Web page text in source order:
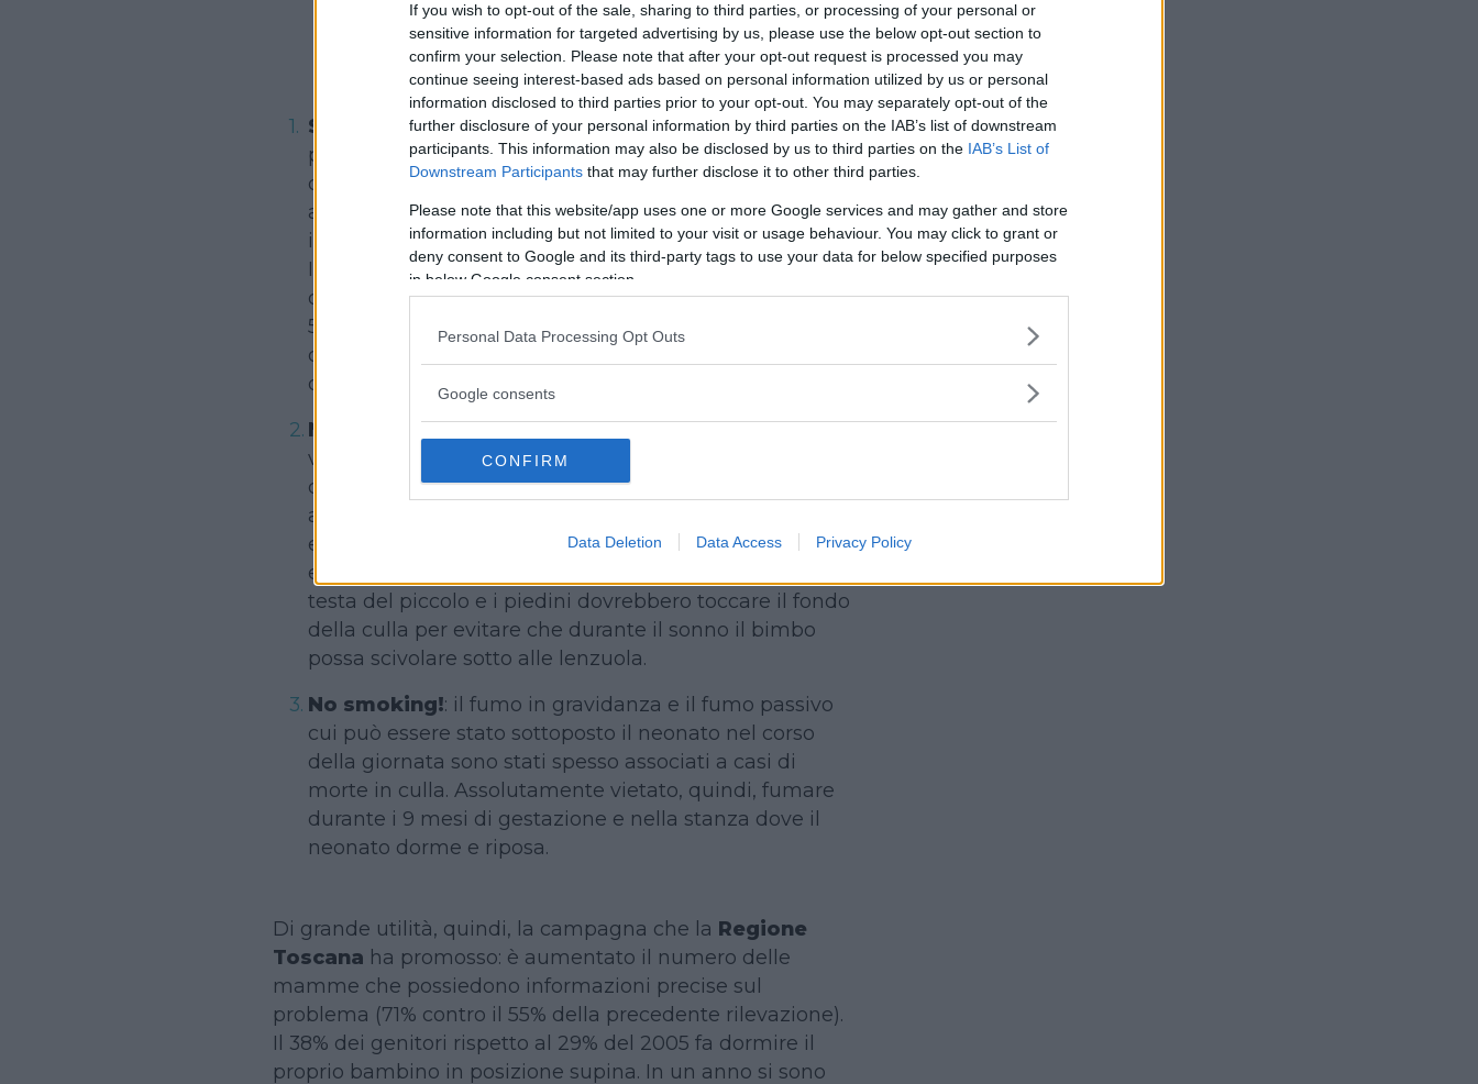
If you wish to opt-out of the sale, sharing to third parties, or processing of your personal or
sensitive information for targeted advertising by us, please use the below opt-out section to
confirm your selection. Please note that after your opt-out request is processed you may
continue seeing interest-based ads based on personal information utilized by us or personal
information disclosed to third parties prior to your opt-out. You may separately opt-out of the
further disclosure of your personal information by third parties on the IAB’s list of downstream
participants. This information may also be disclosed by us to third parties on the IAB’s List of
Downstream Participants that may further disclose it to other third parties.
Please note that this website/app uses one or more Google services and may gather and store
information including but not limited to your visit or usage behaviour. You may click to grant or
deny consent to Google and its third-party tags to use your data for below specified purposes
in below Google consent section.
Personal Data Processing Opt Outs
Google consents
CONFIRM
Data Deletion Data Access Privacy Policy
Continua a leggere dopo la pubblicità
Sulla schiena è meglio: è stato accertato che la
posizione prona (a pancia in giù) e quella laterale
durante il sonno siano molto più pericolose rispetto
alla posizione supina (a pancia in su). Studi rigorosi,
infatti, condotti negli Stati Uniti, Francia, Olanda,
Inghilterra, Nuova Zelanda, Australia e Norvegia, hanno
dimostrato una diminuzione notevole (fino al
50%-70%) di casi di morte per SIDS in seguito alla
diffusione della pratica di porre i piccoli a pancia in su
durante la nanna.
Non oltre i 20°: un eccesso di coperte, lenzuola,
vestitini… e una temperatura superiore ai 18/20°
durante la stagione invernale sono stati associati ad
alcuni casi di morte in culla. Il bambino dovrebbe
essere collocato nel suo lettino su un materasso rigido
e senza cuscino, le coperte non dovrebbero coprire la
testa del piccolo e i piedini dovrebbero toccare il fondo
della culla per evitare che durante il sonno il bimbo
possa scivolare sotto alle lenzuola.
No smoking!: il fumo in gravidanza e il fumo passivo
cui può essere stato sottoposto il neonato nel corso
della giornata sono stati spesso associati a casi di
morte in culla. Assolutamente vietato, quindi, fumare
durante i 9 mesi di gestazione e nella stanza dove il
neonato dorme e riposa.
Di grande utilità, quindi, la campagna che la Regione
Toscana ha promosso: è aumentato il numero delle
mamme che possiedono informazioni precise sul
problema (71% contro il 55% della precedente rilevazione).
Il 38% dei genitori rispetto al 29% del 2005 fa dormire il
proprio bambino in posizione supina. In un anno si sono